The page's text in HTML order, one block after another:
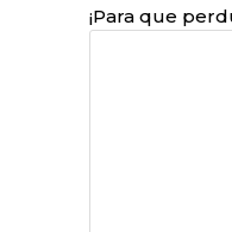
¡Para que